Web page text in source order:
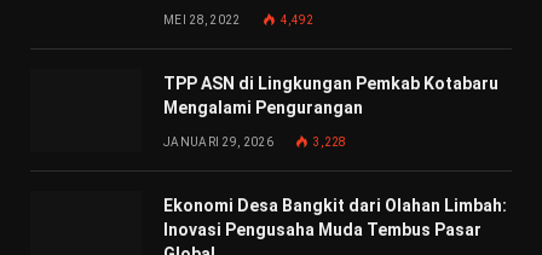
MEI 28, 2022 4,492
TPP ASN di Lingkungan Pemkab Kotabaru
Mengalami Pengurangan
JANUARI 29, 2026 3,228
Ekonomi Desa Bangkit dari Olahan Limbah:
Inovasi Pengusaha Muda Tembus Pasar